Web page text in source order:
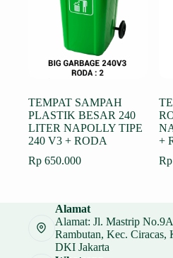
TEMPAT SAMPAH
PLASTIK BESAR 240
LITER NAPOLLY TIPE
240 V3 + RODA
Rp 650.000
+
Rp
Alamat
Alamat: Jl. Mastrip
Rambutan, Kec. Ciracas,
DKI Jakarta